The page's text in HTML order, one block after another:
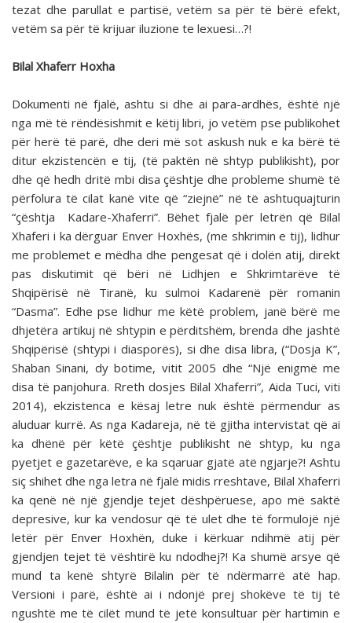
tezat dhe parullat e partisë, vetëm sa për të bërë efekt,
vetëm sa për të krijuar iluzione te lexuesi…?!
Bilal Xhaferr Hoxha
Dokumenti në fjalë, ashtu si dhe ai para-ardhës, është një
nga më të rëndësishmit e këtij libri, jo vetëm pse publikohet
për herë të parë, dhe deri më sot askush nuk e ka bërë të
ditur ekzistencën e tij, (të paktën në shtyp publikisht), por
dhe që hedh dritë mbi disa çështje dhe probleme shumë të
përfolura të cilat kanë vite që “ziejnë” në të ashtuquajturin
“çështja Kadare-Xhaferri”. Bëhet fjalë për letrën që Bilal
Xhaferi i ka dërguar Enver Hoxhës, (me shkrimin e tij), lidhur
me problemet e mëdha dhe pengesat që i dolën atij, direkt
pas diskutimit që bëri në Lidhjen e Shkrimtarëve të
Shqipërisë në Tiranë, ku sulmoi Kadarenë për romanin
“Dasma”. Edhe pse lidhur me këtë problem, janë bërë me
dhjetëra artikuj në shtypin e përditshëm, brenda dhe jashtë
Shqipërisë (shtypi i diasporës), si dhe disa libra, (“Dosja K”,
Shaban Sinani, dy botime, vitit 2005 dhe “Një enigmë me
disa të panjohura. Rreth dosjes Bilal Xhaferri”, Aida Tuci, viti
2014), ekzistenca e kësaj letre nuk është përmendur as
aluduar kurrë. As nga Kadareja, në të gjitha intervistat që ai
ka dhënë për këtë çështje publikisht në shtyp, ku nga
pyetjet e gazetarëve, e ka sqaruar gjatë atë ngjarje?! Ashtu
siç shihet dhe nga letra në fjalë midis rreshtave, Bilal Xhaferri
ka qenë në një gjendje tejet dëshpëruese, apo më saktë
depresive, kur ka vendosur që të ulet dhe të formulojë një
letër për Enver Hoxhën, duke i kërkuar ndihmë atij për
gjendjen tejet të vështirë ku ndodhej?! Ka shumë arsye që
mund ta kenë shtyrë Bilalin për të ndërmarrë atë hap.
Versioni i parë, është ai i ndonjë prej shokëve të tij të
ngushtë me të cilët mund të jetë konsultuar për hartimin e